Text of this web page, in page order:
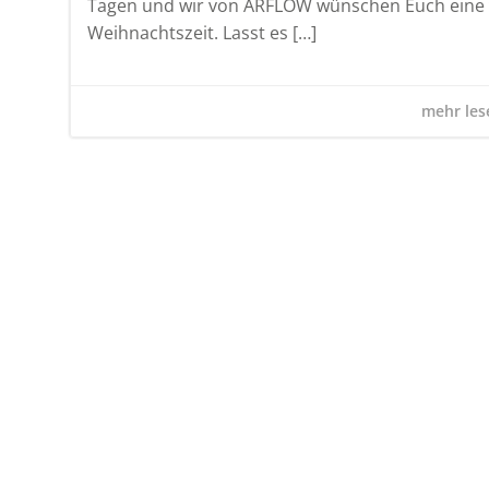
Tagen und wir von ARFLOW wünschen Euch
Weihnachtszeit. Lasst es […]
mehr